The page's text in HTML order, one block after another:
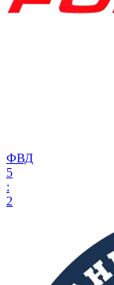
ФВД
5
:
2